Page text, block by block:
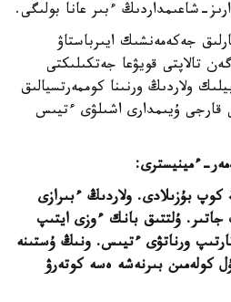
شاعىمداردىڭ ءبىر عانا بولىگى.
جەكەمەنشىك ايىرباستاۋ
تالاپتى قويۋعا جەتكىلىكتى
ولاردىڭ ورنىنا كوممەرتسيالىق
قارجى ۇيىمدارى اشىلۋى ءتيىس
ءمينيسترى:
كوپ بۇزىلادى. ولاردىڭ ءبىرازى
ۇلتتىق بانك ءوزى ايتىپ
ورناتۋى ءتيىس. ونىڭ ۇستىنە
كولەمىن بىرنەشە ەسە كوتەرۋ